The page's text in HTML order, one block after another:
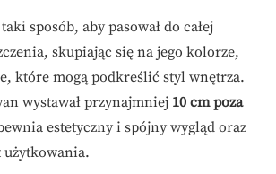
sposób, aby pasował do całej
skupiając się na jego kolorze,
które mogą podkreślić styl wnętrza.
wystawał przynajmniej 10 cm poza
estetyczny i spójny wygląd oraz